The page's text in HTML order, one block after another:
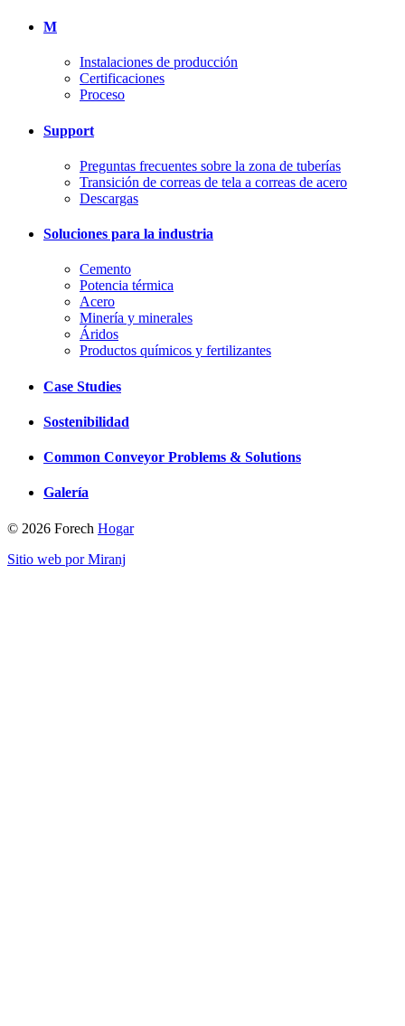
M
Instalaciones de producción
Certificaciones
Proceso
Support
Preguntas frecuentes sobre la zona de tuberías
Transición de correas de tela a correas de acero
Descargas
Soluciones para la industria
Cemento
Potencia térmica
Acero
Minería y minerales
Áridos
Productos químicos y fertilizantes
Case Studies
Sostenibilidad
Common Conveyor Problems & Solutions
Galería
© 2026 Forech Hogar
Sitio web por Miranj